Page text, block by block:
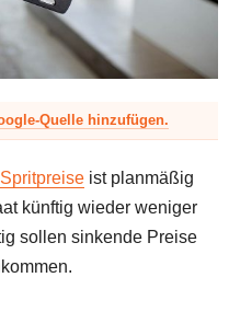
Quelle hinzufügen.
ist planmäßig
künftig wieder weniger
sollen sinkende Preise